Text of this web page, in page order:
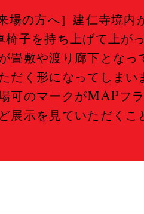
場の方へ］建仁寺境内
椅子を持ち上げて上が
畳敷や渡り廊下とな
だく形になってしま
可のマークがMAPフ
展示を見ていただくこ
& Kids 教
Review ポー